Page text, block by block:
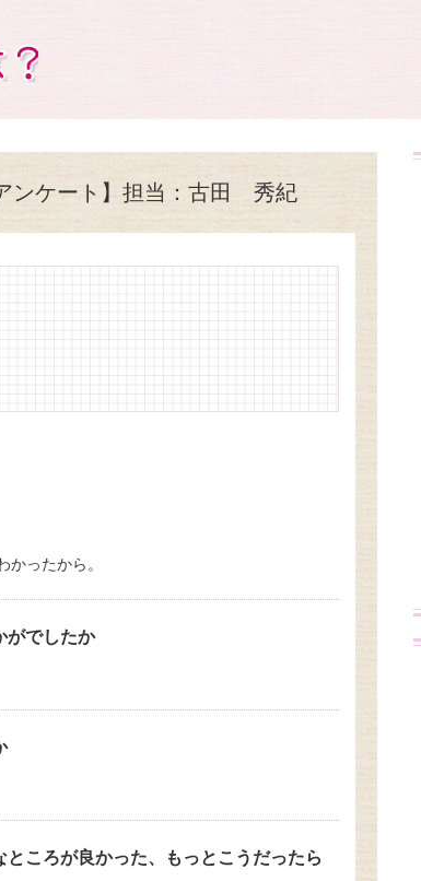
ンケート】担当：古田 秀紀
ったから。
がでしたか
ころが良かった、もっとこうだったら